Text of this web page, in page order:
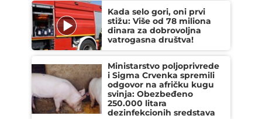
Kada selo gori, oni prvi
stižu: Više od 78 miliona
dinara za dobrovoljna
vatrogasna društva!
Ministarstvo poljoprivrede
i Sigma Crvenka spremili
odgovor na afričku kugu
svinja: Obezbeđeno
250.000 litara
dezinfekcionih sredstava